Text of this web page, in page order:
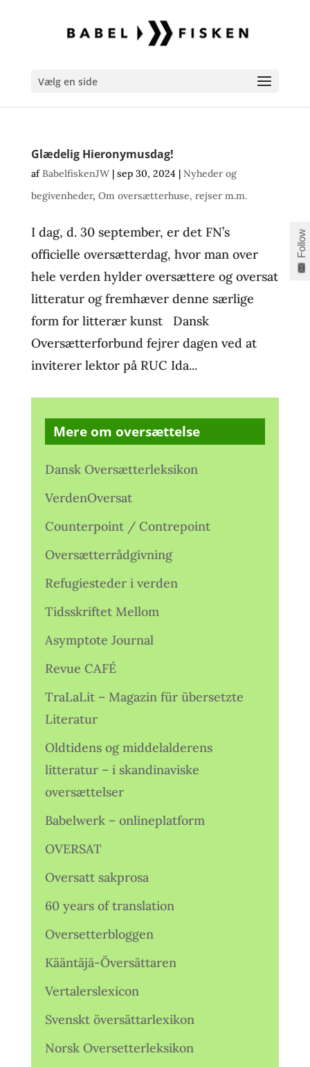
Vælg en side
Glædelig Hieronymusdag!
afBabelfiskenJW| sep 30, 2024 | Nyheder og
begivenheder, Om oversætterhuse, rejser m.m.
I dag, d. 30 september, er det FN’s
officielle oversætterdag, hvor man over
hele verden hylder oversættere og oversat
litteratur og fremhæver denne særlige
form for litterær kunst Dansk
Oversætterforbund fejrer dagen ved at
inviterer lektor på RUC Ida...
Mere om oversættelse
Dansk Oversætterleksikon
VerdenOversat
Counterpoint / Contrepoint
Oversætterrådgivning
Refugiesteder i verden
Tidsskriftet Mellom
Asymptote Journal
Revue CAFÉ
TraLaLit – Magazin für übersetzte
Literatur
Oldtidens og middelalderens
litteratur – i skandinaviske
oversættelser
Babelwerk – onlineplatform
OVERSAT
Oversatt sakprosa
60 years of translation
Oversetterbloggen
Kääntäjä-Översättaren
Vertalerslexicon
Svenskt översättarlexikon
Norsk Oversetterleksikon
Follow